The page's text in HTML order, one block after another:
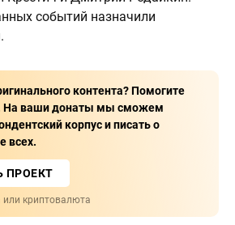
событий назначили
контента? Помогите
На ваши донаты мы сможем
корпус и писать о
всех.
ПРОЕКТ
или криптовалюта